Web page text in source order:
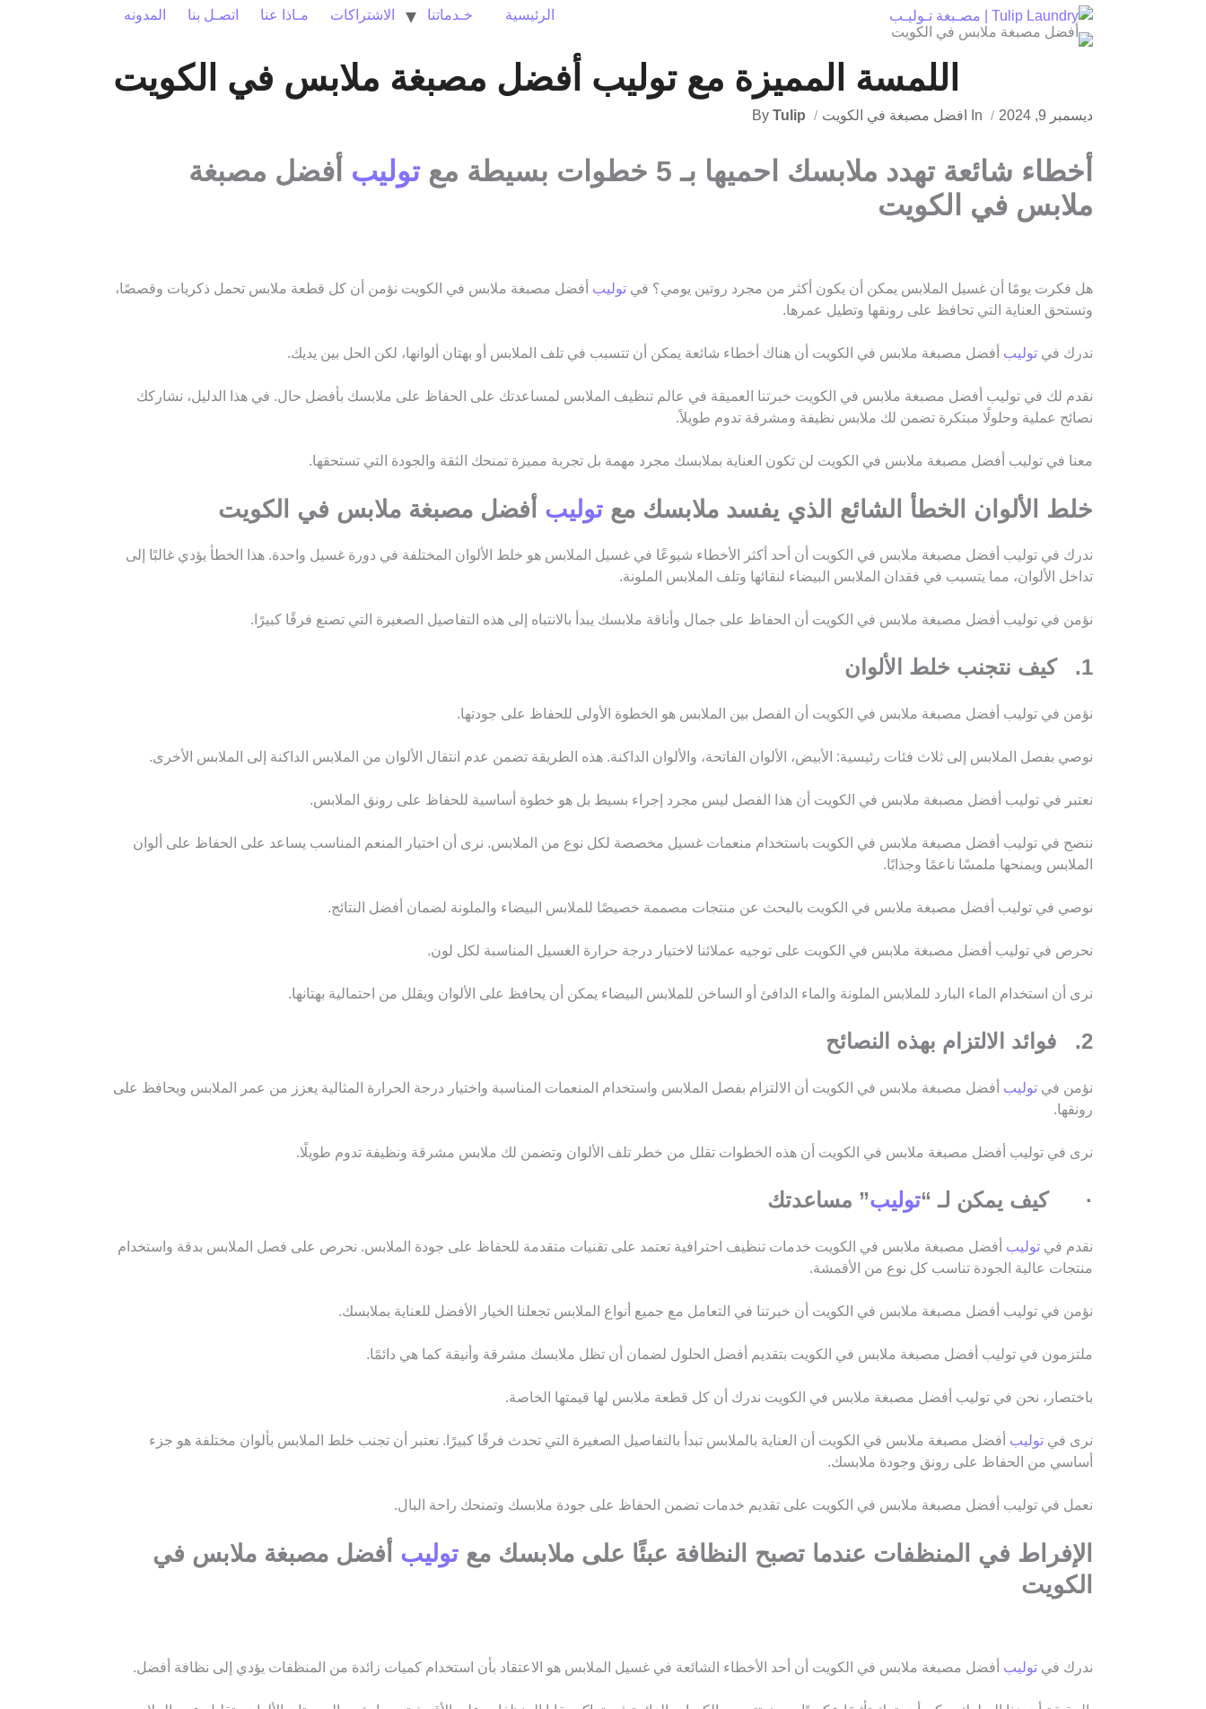
الرئيسية خـدماتنا الاشتراكات مـاذا عنا اتصـل بنا المدونه
اللمسة المميزة مع توليب أفضل مصبغة ملابس في الكويت
ديسمبر 9, 2024 In افضل مصبغة في الكويت By Tulip
أخطاء شائعة تهدد ملابسك احميها بـ 5 خطوات بسيطة مع توليب أفضل مصبغة
ملابس في الكويت
هل فكرت يومًا أن غسيل الملابس يمكن أن يكون أكثر من مجرد روتين يومي؟ في توليب أفضل مصبغة ملابس في الكويت نؤمن أن كل قطعة ملابس تحمل ذكريات وقصصًا،
وتستحق العناية التي تحافظ على رونقها وتطيل عمرها.
ندرك في توليب أفضل مصبغة ملابس في الكويت أن هناك أخطاء شائعة يمكن أن تتسبب في تلف الملابس أو بهتان ألوانها، لكن الحل بين يديك.
نقدم لك في توليب أفضل مصبغة ملابس في الكويت خبرتنا العميقة في عالم تنظيف الملابس لمساعدتك على الحفاظ على ملابسك بأفضل حال. في هذا الدليل، نشاركك
نصائح عملية وحلولًا مبتكرة تضمن لك ملابس نظيفة ومشرقة تدوم طويلاً.
معنا في توليب أفضل مصبغة ملابس في الكويت لن تكون العناية بملابسك مجرد مهمة بل تجربة مميزة تمنحك الثقة والجودة التي تستحقها.
خلط الألوان الخطأ الشائع الذي يفسد ملابسك مع توليب أفضل مصبغة ملابس في الكويت
ندرك في توليب أفضل مصبغة ملابس في الكويت أن أحد أكثر الأخطاء شيوعًا في غسيل الملابس هو خلط الألوان المختلفة في دورة غسيل واحدة. هذا الخطأ يؤدي غالبًا إلى
تداخل الألوان، مما يتسبب في فقدان الملابس البيضاء لنقائها وتلف الملابس الملونة.
نؤمن في توليب أفضل مصبغة ملابس في الكويت أن الحفاظ على جمال وأناقة ملابسك يبدأ بالانتباه إلى هذه التفاصيل الصغيرة التي تصنع فرقًا كبيرًا.
1. كيف نتجنب خلط الألوان
نؤمن في توليب أفضل مصبغة ملابس في الكويت أن الفصل بين الملابس هو الخطوة الأولى للحفاظ على جودتها.
نوصي بفصل الملابس إلى ثلاث فئات رئيسية: الأبيض، الألوان الفاتحة، والألوان الداكنة. هذه الطريقة تضمن عدم انتقال الألوان من الملابس الداكنة إلى الملابس الأخرى.
نعتبر في توليب أفضل مصبغة ملابس في الكويت أن هذا الفصل ليس مجرد إجراء بسيط بل هو خطوة أساسية للحفاظ على رونق الملابس.
ننصح في توليب أفضل مصبغة ملابس في الكويت باستخدام منعمات غسيل مخصصة لكل نوع من الملابس. نرى أن اختيار المنعم المناسب يساعد على الحفاظ على ألوان
الملابس ويمنحها ملمسًا ناعمًا وجذابًا.
نوصي في توليب أفضل مصبغة ملابس في الكويت بالبحث عن منتجات مصممة خصيصًا للملابس البيضاء والملونة لضمان أفضل النتائج.
نحرص في توليب أفضل مصبغة ملابس في الكويت على توجيه عملائنا لاختيار درجة حرارة الغسيل المناسبة لكل لون.
نرى أن استخدام الماء البارد للملابس الملونة والماء الدافئ أو الساخن للملابس البيضاء يمكن أن يحافظ على الألوان ويقلل من احتمالية بهتانها.
2. فوائد الالتزام بهذه النصائح
نؤمن في توليب أفضل مصبغة ملابس في الكويت أن الالتزام بفصل الملابس واستخدام المنعمات المناسبة واختيار درجة الحرارة المثالية يعزز من عمر الملابس ويحافظ على
رونقها.
نرى في توليب أفضل مصبغة ملابس في الكويت أن هذه الخطوات تقلل من خطر تلف الألوان وتضمن لك ملابس مشرقة ونظيفة تدوم طويلًا.
· كيف يمكن لـ “توليب” مساعدتك
نقدم في توليب أفضل مصبغة ملابس في الكويت خدمات تنظيف احترافية تعتمد على تقنيات متقدمة للحفاظ على جودة الملابس. نحرص على فصل الملابس بدقة واستخدام
منتجات عالية الجودة تناسب كل نوع من الأقمشة.
نؤمن في توليب أفضل مصبغة ملابس في الكويت أن خبرتنا في التعامل مع جميع أنواع الملابس تجعلنا الخيار الأفضل للعناية بملابسك.
ملتزمون في توليب أفضل مصبغة ملابس في الكويت بتقديم أفضل الحلول لضمان أن تظل ملابسك مشرقة وأنيقة كما هي دائمًا.
باختصار، نحن في توليب أفضل مصبغة ملابس في الكويت ندرك أن كل قطعة ملابس لها قيمتها الخاصة.
نرى في توليب أفضل مصبغة ملابس في الكويت أن العناية بالملابس تبدأ بالتفاصيل الصغيرة التي تحدث فرقًا كبيرًا. نعتبر أن تجنب خلط الملابس بألوان مختلفة هو جزء
أساسي من الحفاظ على رونق وجودة ملابسك.
نعمل في توليب أفضل مصبغة ملابس في الكويت على تقديم خدمات تضمن الحفاظ على جودة ملابسك وتمنحك راحة البال.
الإفراط في المنظفات عندما تصبح النظافة عبئًا على ملابسك مع توليب أفضل مصبغة ملابس في
الكويت
ندرك في توليب أفضل مصبغة ملابس في الكويت أن أحد الأخطاء الشائعة في غسيل الملابس هو الاعتقاد بأن استخدام كميات زائدة من المنظفات يؤدي إلى نظافة أفضل.